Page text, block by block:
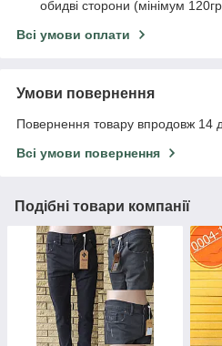
обидві сторони (мінімум
Всі умови оплати
Умови повернення
Повернення товару впродовж 14
Всі умови повернення
Подібні товари компанії